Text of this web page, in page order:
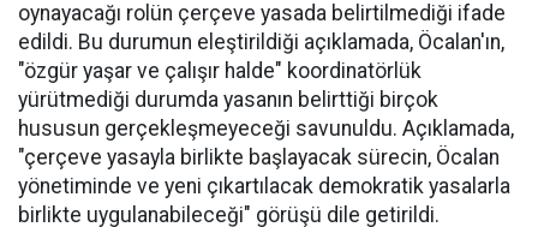
oynayacağı rolün çerçeve yasada belirtilmediği ifade
edildi. Bu durumun eleştirildiği açıklamada, Öcalan'ın,
"özgür yaşar ve çalışır halde" koordinatörlük
yürütmediği durumda yasanın belirttiği birçok
hususun gerçekleşmeyeceği savunuldu. Açıklamada,
"çerçeve yasayla birlikte başlayacak sürecin, Öcalan
yönetiminde ve yeni çıkartılacak demokratik yasalarla
birlikte uygulanabileceği" görüşü dile getirildi.